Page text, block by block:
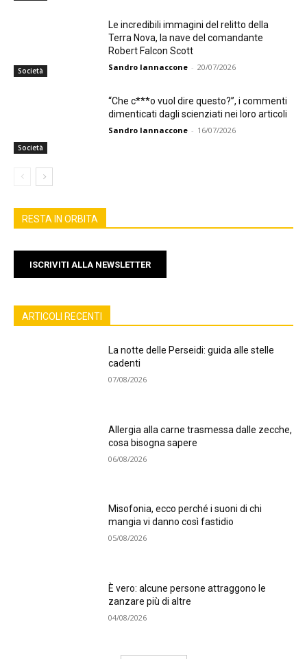
Società
Le incredibili immagini del relitto della
Terra Nova, la nave del comandante
Robert Falcon Scott
Sandro Iannaccone - 20/07/2026
Società
“Che c***o vuol dire questo?”, i commenti
dimenticati dagli scienziati nei loro articoli
Sandro Iannaccone - 16/07/2026
RESTA IN ORBITA
ISCRIVITI ALLA NEWSLETTER
ARTICOLI RECENTI
La notte delle Perseidi: guida alle stelle
cadenti
07/08/2026
Allergia alla carne trasmessa dalle zecche,
cosa bisogna sapere
06/08/2026
Misofonia, ecco perché i suoni di chi
mangia vi danno così fastidio
05/08/2026
È vero: alcune persone attraggono le
zanzare più di altre
04/08/2026